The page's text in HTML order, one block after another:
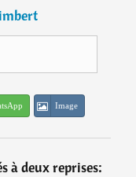
Image
à deux reprises: